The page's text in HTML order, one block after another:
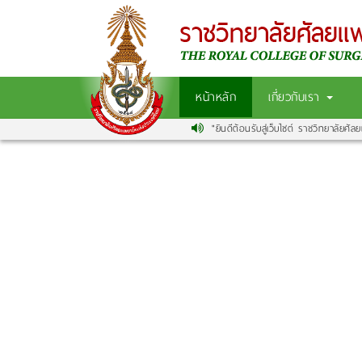
หน้าหลัก เกี่ยวกับเรา
"ยินดีต้อนรับสู่เว็บไซต์ ราชวิทยาลัยศัลย